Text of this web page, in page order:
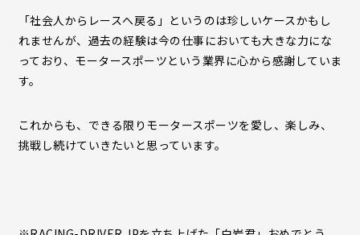
「社会人からレースへ戻る」というのは珍しいケースかもし
れませんが、過去の経験は今の仕事においても大きな力にな
っており、モータースポーツという業界に心から感謝していま
す。
これからも、できる限りモータースポーツを愛し、楽しみ、
挑戦し続けていきたいと思っています。